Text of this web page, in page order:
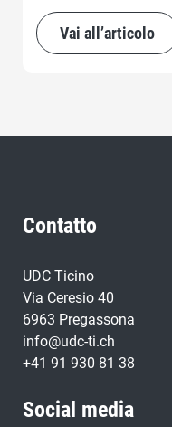
Vai all’articolo
Contatto
UDC Ticino
Via Ceresio 40
6963 Pregassona
info@udc-ti.ch
+41 91 930 81 38
Social media